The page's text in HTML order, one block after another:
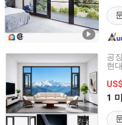
공
현
1
Chengdu Shufeng Doors
Sichuan, China